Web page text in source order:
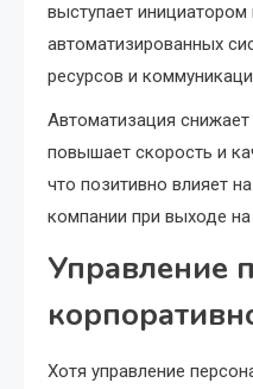
выступает инициатором
автоматизированных
ресурсов и
Автоматизация
повышает скорость и
что позитивно влияет
компании при выходе
Управление
Хотя управление